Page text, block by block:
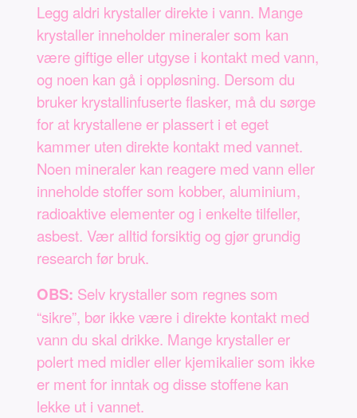
Legg aldri krystaller direkte i vann. Mange
krystaller inneholder mineraler som kan
være giftige eller utgyse i kontakt med vann,
og noen kan gå i oppløsning. Dersom du
bruker krystallinfuserte flasker, må du sørge
for at krystallene er plassert i et eget
kammer uten direkte kontakt med vannet.
Noen mineraler kan reagere med vann eller
inneholde stoffer som kobber, aluminium,
radioaktive elementer og i enkelte tilfeller,
asbest. Vær alltid forsiktig og gjør grundig
research før bruk.
OBS: Selv krystaller som regnes som
“sikre”, bør ikke være i direkte kontakt med
vann du skal drikke. Mange krystaller er
polert med midler eller kjemikalier som ikke
er ment for inntak og disse stoffene kan
lekke ut i vannet.